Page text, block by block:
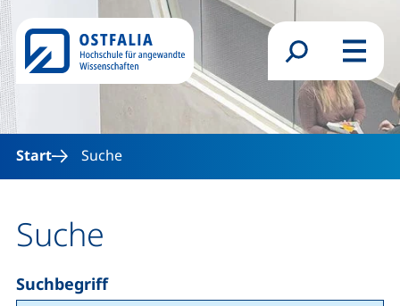
Direkt zum Inhalt
Suchformular
Menü
Start Suche
Suche
Suchbegriff